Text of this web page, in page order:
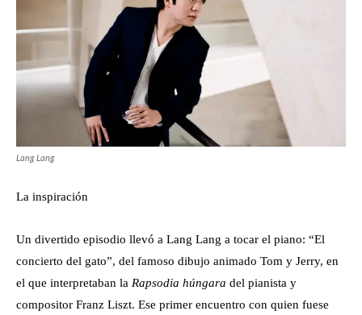
Lang Lang
La inspiración
Un divertido episodio llevó a Lang Lang a tocar el piano: “El
concierto del gato”, del famoso dibujo animado Tom y Jerry, en
el que interpretaban la Rapsodia húngara del pianista y
compositor Franz Liszt. Ese primer encuentro con quien fuese